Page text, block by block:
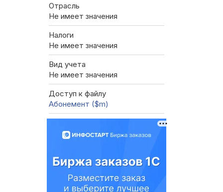
Отрасль
Не имеет значения
Налоги
Не имеет значения
Вид учета
Не имеет значения
Доступ к файлу
Абонемент ($m)